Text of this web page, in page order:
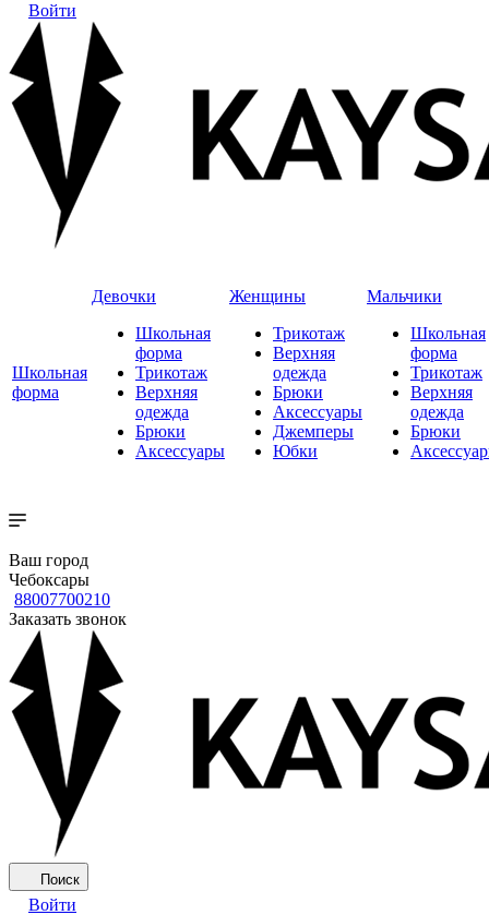
Войти
Школьная
форма
Девочки
Школьная
форма
Трикотаж
Верхняя
одежда
Брюки
Аксессуары
Женщины
Трикотаж
Верхняя
одежда
Брюки
Аксессуары
Джемперы
Юбки
Мальчики
Школьная
форма
Трикотаж
Верхняя
одежда
Брюки
Ваш город
Чебоксары
88007700210
Заказать звонок
Поиск
Войти